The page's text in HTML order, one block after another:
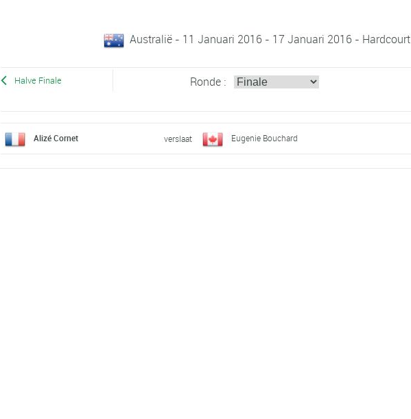
Australië - 11 Januari 2016 - 17 Januari 2016 - Hardcourt
Halve Finale Ronde :
Alizé Cornet verslaat Eugenie Bouchard